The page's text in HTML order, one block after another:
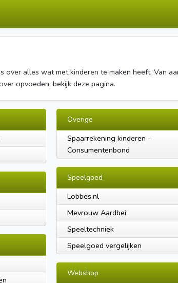
alles wat met kinderen te maken heeft. Van
opvoeden, bekijk deze pagina.
Overige
Spaarrekening kinderen -
Consumentenbond
Speelgoed
Lobbes.nl
Mevrouw Aardbei
Speeltechniek
Speelgoed vergelijken
Webshop